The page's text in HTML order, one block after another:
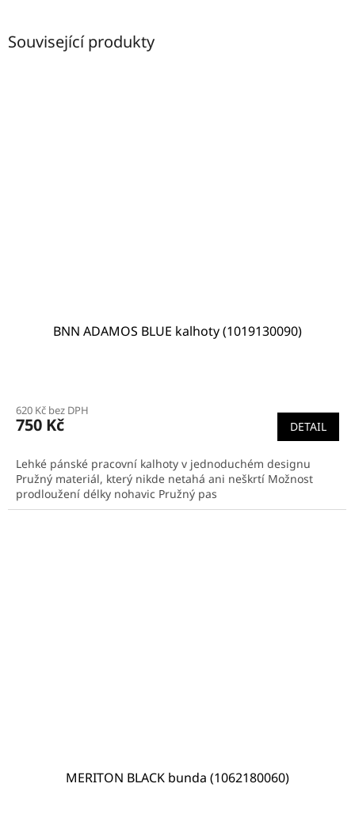
Související produkty
BNN ADAMOS BLUE kalhoty (1019130090)
620 Kč bez DPH
750 Kč DETAIL
Lehké pánské pracovní kalhoty v jednoduchém designu
Pružný materiál, který nikde netahá ani neškrtí Možnost
prodloužení délky nohavic Pružný pas
MERITON BLACK bunda (1062180060)